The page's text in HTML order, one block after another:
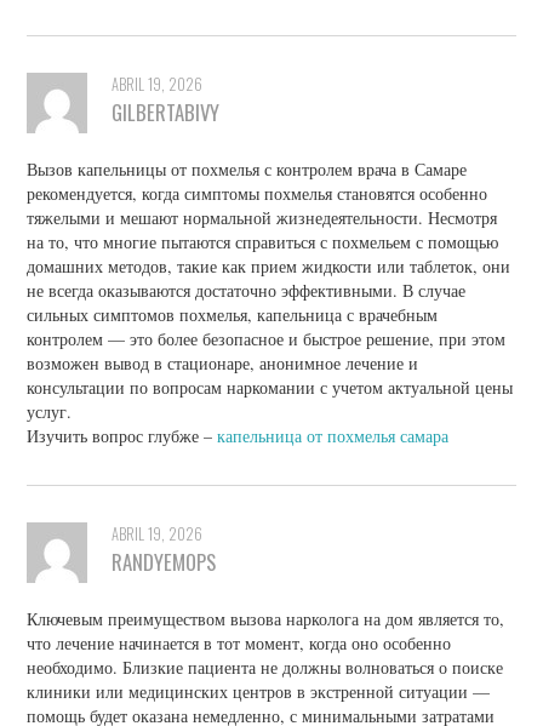
ABRIL 19, 2026
GILBERTABIVY
Вызов капельницы от похмелья с контролем врача в Самаре
рекомендуется, когда симптомы похмелья становятся особенно
тяжелыми и мешают нормальной жизнедеятельности. Несмотря
на то, что многие пытаются справиться с похмельем с помощью
домашних методов, такие как прием жидкости или таблеток, они
не всегда оказываются достаточно эффективными. В случае
сильных симптомов похмелья, капельница с врачебным
контролем — это более безопасное и быстрое решение, при этом
возможен вывод в стационаре, анонимное лечение и
консультации по вопросам наркомании с учетом актуальной цены
услуг.
Изучить вопрос глубже –капельница от похмелья самара
ABRIL 19, 2026
RANDYEMOPS
Ключевым преимуществом вызова нарколога на дом является то,
что лечение начинается в тот момент, когда оно особенно
необходимо. Близкие пациента не должны волноваться о поиске
клиники или медицинских центров в экстренной ситуации —
помощь будет оказана немедленно, с минимальными затратами